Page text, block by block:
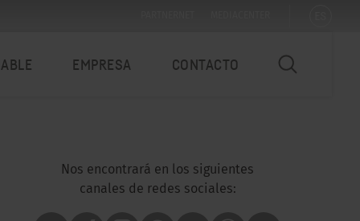
EMPRESA CONTACTO
Nos encontrará en los siguientes
canales de redes sociales: